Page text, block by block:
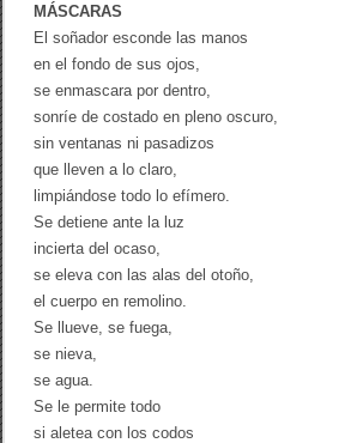
m
o
f
n
s
n
i
/
s
a
l
d
MÁSCARAS
El soñador esconde las manos
en el fondo de sus ojos,
se enmascara por dentro,
sonríe de costado en pleno oscuro,
sin ventanas ni pasadizos
que lleven a lo claro,
limpiándose todo lo efímero.
Se detiene ante la luz
incierta del ocaso,
se eleva con las alas del otoño,
el cuerpo en remolino.
Se llueve, se fuega,
se nieva,
se agua.
Se le permite todo
si aletea con los codos